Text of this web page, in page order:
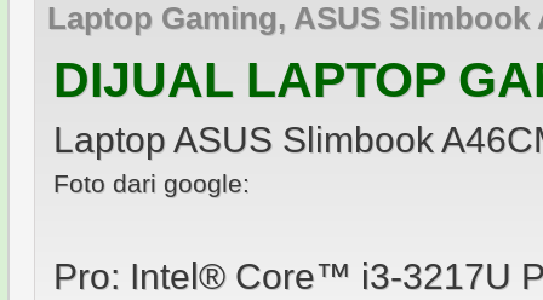
Laptop Gaming, ASUS Slimbook
DIJUAL LAPTOP
Laptop ASUS Slimbook
Foto dari google:
Pro: Intel® Core™ i3-3217U